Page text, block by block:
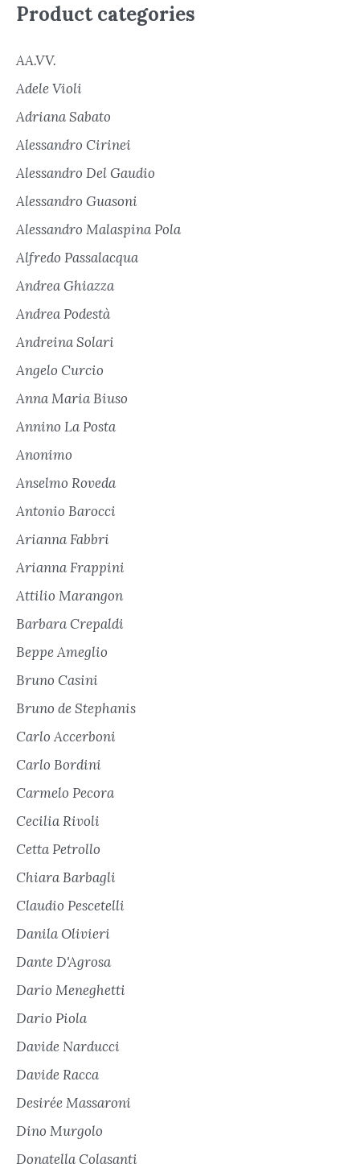
Product categories
AA.VV.
Adele Violi
Adriana Sabato
Alessandro Cirinei
Alessandro Del Gaudio
Alessandro Guasoni
Alessandro Malaspina Pola
Alfredo Passalacqua
Andrea Ghiazza
Andrea Podestà
Andreina Solari
Angelo Curcio
Anna Maria Biuso
Annino La Posta
Anonimo
Anselmo Roveda
Antonio Barocci
Arianna Fabbri
Arianna Frappini
Attilio Marangon
Barbara Crepaldi
Beppe Ameglio
Bruno Casini
Bruno de Stephanis
Carlo Accerboni
Carlo Bordini
Carmelo Pecora
Cecilia Rivoli
Cetta Petrollo
Chiara Barbagli
Claudio Pescetelli
Danila Olivieri
Dante D'Agrosa
Dario Meneghetti
Dario Piola
Davide Narducci
Davide Racca
Desirée Massaroni
Dino Murgolo
Donatella Colasanti